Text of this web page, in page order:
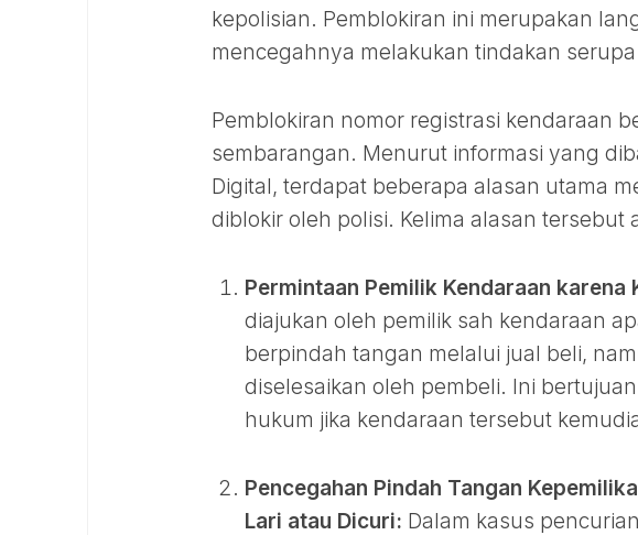
kepolisian. Pemblokiran ini merupakan
mencegahnya melakukan tindakan
Pemblokiran nomor registrasi kendaraan
sembarangan. Menurut informasi yang
Digital, terdapat beberapa alasan utama
diblokir oleh polisi. Kelima alasan tersebut
Permintaan Pemilik Kendaraan karena
diajukan oleh pemilik sah kendaraan
berpindah tangan melalui jual beli,
diselesaikan oleh pembeli. Ini
hukum jika kendaraan tersebut
Pencegahan Pindah Tangan
Lari atau Dicuri: Dalam kasus